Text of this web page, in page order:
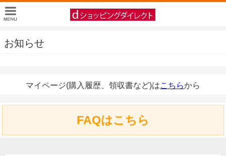
お知らせ
マイページ(購入履歴、領収書など)はこちらから
FAQはこちら